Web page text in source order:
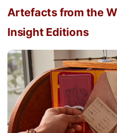
Artefacts from the
Insight Editions